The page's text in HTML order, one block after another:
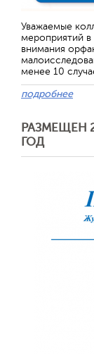
Уважаемые
мероприятий
внимания
менее 10
подробнее
РАЗМЕЩЕН
ГОД